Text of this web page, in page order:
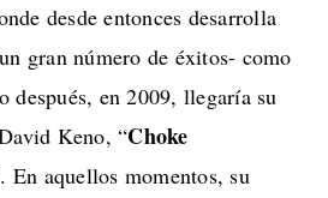
desde entonces desarrolla
gran número de éxitos- como
después, en 2009, llegaría su
Keno, “Choke
En aquellos momentos, su